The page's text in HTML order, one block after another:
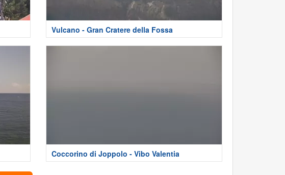
Vulcano - Gran Cratere della Fossa
Coccorino di Joppolo - Vibo Valentia